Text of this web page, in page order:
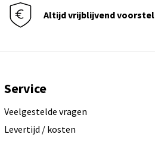
Altijd vrijblijvend voorstel
Service
Veelgestelde vragen
Levertijd / kosten